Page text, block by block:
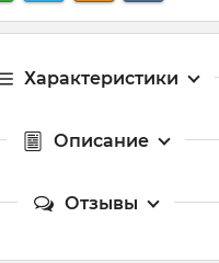
Характеристики
Описание
Отзывы